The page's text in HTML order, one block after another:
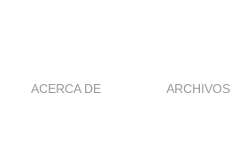
ACERCA DE ARCHIVOS